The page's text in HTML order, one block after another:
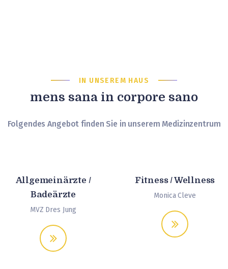
IN UNSEREM HAUS
mens sana in corpore sano
Folgendes Angebot finden Sie in unserem Medizinzentrum
Allgemeinärzte /
Badeärzte
MVZ Dres Jung
Fitness / Wellness
Monica Cleve